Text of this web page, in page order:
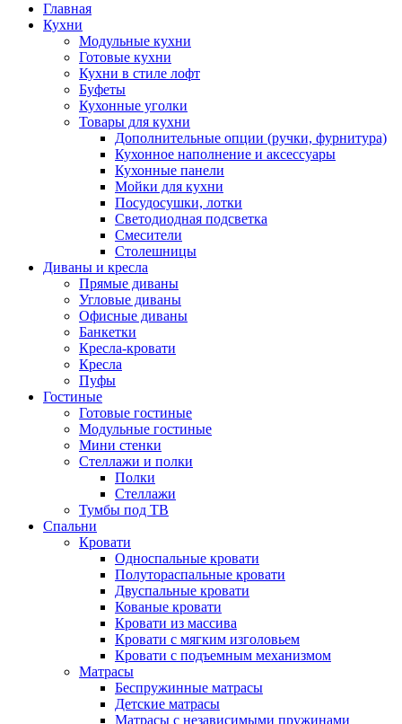
Главная
Кухни
Модульные кухни
Готовые кухни
Кухни в стиле лофт
Буфеты
Кухонные уголки
Товары для кухни
Дополнительные опции (ручки, фурнитура)
Кухонное наполнение и аксессуары
Кухонные панели
Мойки для кухни
Посудосушки, лотки
Светодиодная подсветка
Смесители
Столешницы
Диваны и кресла
Прямые диваны
Угловые диваны
Офисные диваны
Банкетки
Кресла-кровати
Кресла
Пуфы
Гостиные
Готовые гостиные
Модульные гостиные
Мини стенки
Стеллажи и полки
Полки
Стеллажи
Тумбы под ТВ
Спальни
Кровати
Односпальные кровати
Полутораспальные кровати
Двуспальные кровати
Кованые кровати
Кровати из массива
Кровати с мягким изголовьем
Кровати с подъемным механизмом
Матрасы
Беспружинные матрасы
Детские матрасы
Матрасы с независимыми пружинами